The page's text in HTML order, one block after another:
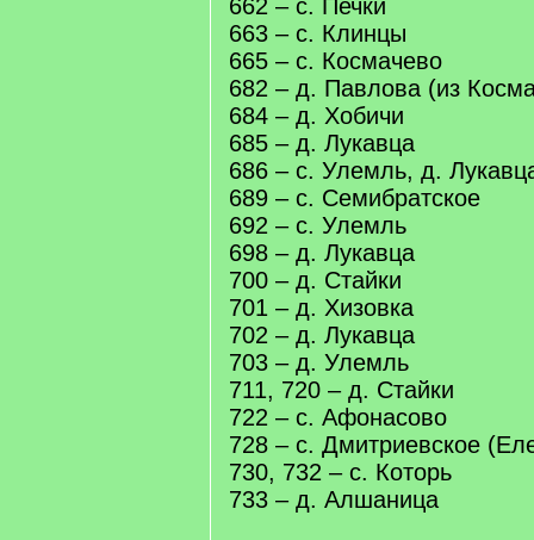
662 – с. Печки
663 – с. Клинцы
665 – с. Космачево
682 – д. Павлова (из
684 – д. Хобичи
685 – д. Лукавца
686 – с. Улемль, д.
689 – с. Семибратское
692 – с. Улемль
698 – д. Лукавца
700 – д. Стайки
701 – д. Хизовка
702 – д. Лукавца
703 – д. Улемль
711, 720 – д. Стайки
722 – с. Афонасово
728 – с. Дмитриевское
730, 732 – с. Которь
733 – д. Алшаница